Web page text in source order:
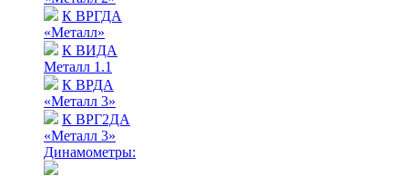
К ВРГДА
«Металл»
К ВИДА
Металл 1.1
К ВРДА
«Металл 3»
К ВРГ2ДА
«Металл 3»
Динамометры: